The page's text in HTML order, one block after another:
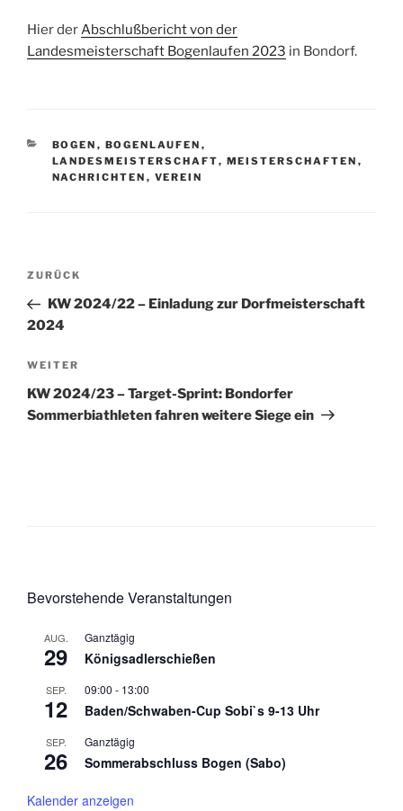
Hier der Abschlußbericht von der
Landesmeisterschaft Bogenlaufen 2023 in Bondorf.
KATEGORIEN
BOGEN , BOGENLAUFEN ,
LANDESMEISTERSCHAFT, MEISTERSCHAFTEN ,
NACHRICHTEN , VEREIN
Beitragsnavigation
Vorheriger
Beitrag
ZURÜCK
KW 2024/22 – Einladung zur Dorfmeisterschaft
2024
Nächster
Beitrag
WEITER
KW 2024/23 – Target-Sprint: Bondorfer
Sommerbiathleten fahren weitere Siege ein
Bevorstehende Veranstaltungen
AUG.
29
Ganztägig
Königsadlerschießen
SEP.
12
09:00 - 13:00
Baden/Schwaben-Cup Sobi`s 9-13 Uhr
SEP.
26
Ganztägig
Sommerabschluss Bogen (Sabo)
Kalender anzeigen